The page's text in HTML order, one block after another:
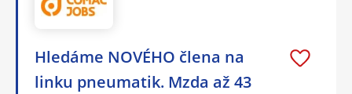
Hledáme NOVÉHO člena na
linku pneumatik. Mzda až 43